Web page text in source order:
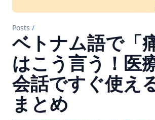
Posts /
ベトナム語で「
はこう言う！医
会話ですぐ使え
まとめ